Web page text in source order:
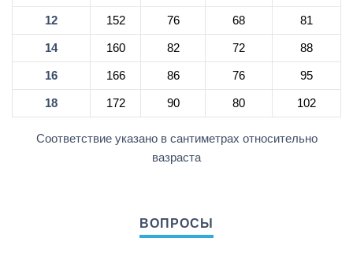
12 152 76 68 81
14 160 82 72 88
16 166 86 76 95
18 172 90 80 102
Соответствие указано в сантиметрах относительно
вазраста